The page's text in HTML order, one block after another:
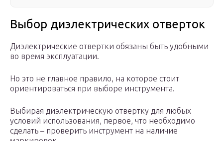
Выбор диэлектрических отверток
Диэлектрические отвертки обязаны быть удобными
во время эксплуатации.
Но это не главное правило, на которое стоит
ориентироваться при выборе инструмента.
Выбирая диэлектрическую отвертку для любых
условий использования, первое, что необходимо
сделать – проверить инструмент на наличие